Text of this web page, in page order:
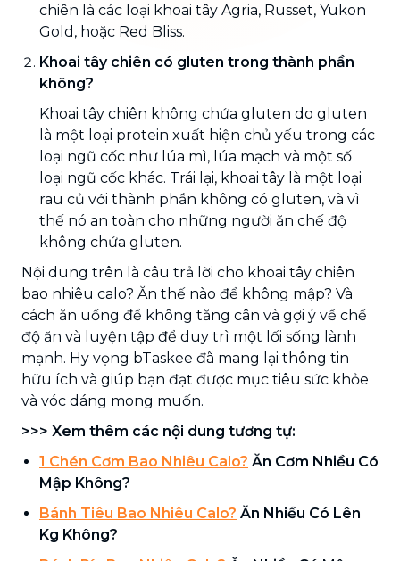
chiên là các loại khoai tây Agria, Russet, Yukon
Gold, hoặc Red Bliss.
Khoai tây chiên có gluten trong thành phần
không?
Khoai tây chiên không chứa gluten do gluten
là một loại protein xuất hiện chủ yếu trong các
loại ngũ cốc như lúa mì, lúa mạch và một số
loại ngũ cốc khác. Trái lại, khoai tây là một loại
rau củ với thành phần không có gluten, và vì
thế nó an toàn cho những người ăn chế độ
không chứa gluten.
Nội dung trên là câu trả lời cho khoai tây chiên
bao nhiêu calo? Ăn thế nào để không mập? Và
cách ăn uống để không tăng cân và gợi ý về chế
độ ăn và luyện tập để duy trì một lối sống lành
mạnh. Hy vọng bTaskee đã mang lại thông tin
hữu ích và giúp bạn đạt được mục tiêu sức khỏe
và vóc dáng mong muốn.
>>> Xem thêm các nội dung tương tự:
1 Chén Cơm Bao Nhiêu Calo? Ăn Cơm Nhiều Có
Mập Không?
Bánh Tiêu Bao Nhiêu Calo? Ăn Nhiều Có Lên
Kg Không?